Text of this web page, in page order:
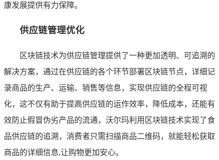
康发展提供有力保障。
供应链管理优化
区块链技术为供应链管理提供了一种更加透明、可追溯的
解决方案，通过在供应链的各个环节部署区块链节点，详细记
录商品的生产、运输、销售等信息，实现供应链的全程可视
化，这不仅有助于提高供应链的运作效率，降低成本，还能有
效防止假冒伪劣产品的流通，沃尔玛利用区块链技术实现了食
品供应链的追溯，消费者只需扫描商品二维码，就能轻松获取
商品的详细信息,让购物更加安心。